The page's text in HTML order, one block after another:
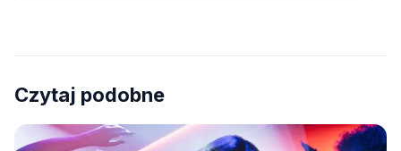
Czytaj podobne